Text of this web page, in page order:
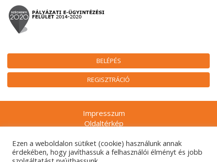
BELÉPÉS
REGISZTRÁCIÓ
Impresszum
Oldaltérkép
Adatkezelési tájékoztatók
Technikai ajánlás
Ezen a weboldalon sütiket (cookie) használunk annak
érdekében, hogy javíthassuk a felhasználói élményt és jobb